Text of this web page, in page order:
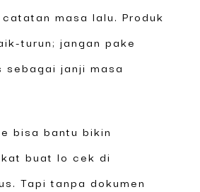
masa lalu. Produk
turun; jangan pake
sebagai janji masa
bisa bantu bikin
buat lo cek di
Tapi tanpa dokumen